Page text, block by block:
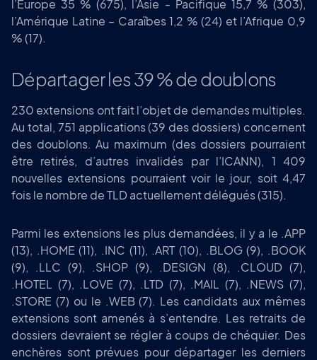
l’Europe 35 % (675), l’Asie - Pacifique 15,7 % (303),
l’Amérique Latine – Caraïbes 1,2 % (24) et l’Afrique 0,9
% (17).
Départager les 39 % de doublons
230 extensions ont fait l’objet de demandes multiples.
Au total, 751 applications (39 des dossiers) concernent
des doublons. Au maximum (des dossiers pourraient
être retirés, d’autres invalidés par l’ICANN), 1 409
nouvelles extensions pourraient voir le jour, soit 4,47
fois le nombre de TLD actuellement délégués (315).
Parmi les extensions les plus demandées, il y a le .APP
(13), .HOME (11), .INC (11), .ART (10), .BLOG (9), .BOOK
(9), .LLC (9), .SHOP (9), .DESIGN (8), .CLOUD (7),
.HOTEL (7), .LOVE (7), .LTD (7), .MAIL (7), .NEWS (7),
.STORE (7) ou le .WEB (7). Les candidats aux mêmes
extensions sont amenés à s’entendre. Les retraits de
dossiers devraient se régler à coups de chéquier. Des
enchères sont prévues pour départager les derniers